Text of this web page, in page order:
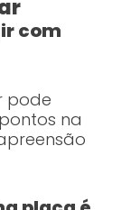
com
pode
na